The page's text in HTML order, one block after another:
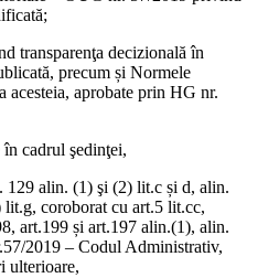
transparenţa decizională în
precum și Normele
acesteia, aprobate prin HG nr.
cadrul şedinţei,
alin. (1) şi (2) lit.c și d, alin.
coroborat cu art.5 lit.cc,
art.199 și art.197 alin.(1), alin.
2019 – Codul Administrativ,
ulterioare,